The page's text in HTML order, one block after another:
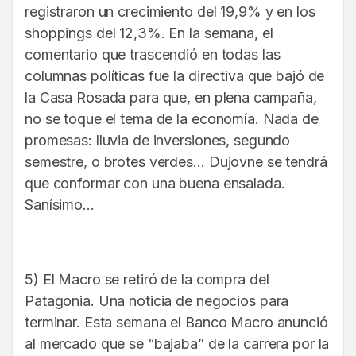
registraron un crecimiento del 19,9% y en los
shoppings del 12,3%. En la semana, el
comentario que trascendió en todas las
columnas políticas fue la directiva que bajó de
la Casa Rosada para que, en plena campaña,
no se toque el tema de la economía. Nada de
promesas: lluvia de inversiones, segundo
semestre, o brotes verdes… Dujovne se tendrá
que conformar con una buena ensalada.
Sanísimo…
5) El Macro se retiró de la compra del
Patagonia. Una noticia de negocios para
terminar. Esta semana el Banco Macro anunció
al mercado que se “bajaba” de la carrera por la